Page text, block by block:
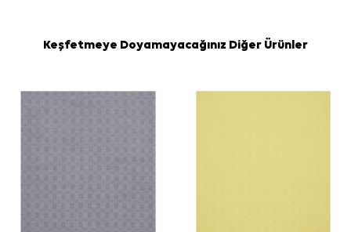
Keşfetmeye Doyamayacağınız Diğer Ürünler